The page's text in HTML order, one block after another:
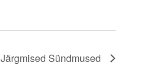
Järgmised Sündmused